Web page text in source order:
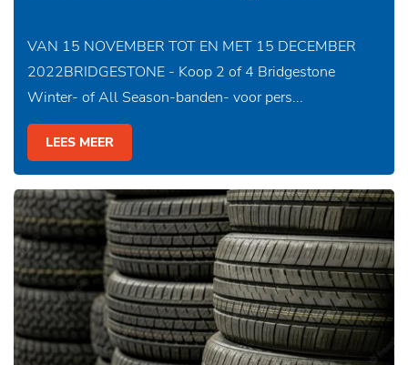
VAN 15 NOVEMBER TOT EN MET 15 DECEMBER
2022BRIDGESTONE - Koop 2 of 4 Bridgestone
Winter- of All Season-banden- voor pers...
LEES MEER